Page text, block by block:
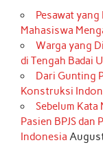
Pesawat
Mahasiswa
Warga yang
di Tengah Badai
Dari Gunting
Konstruksi
Sebelum Kata
Pasien BPJS dan
Indonesia